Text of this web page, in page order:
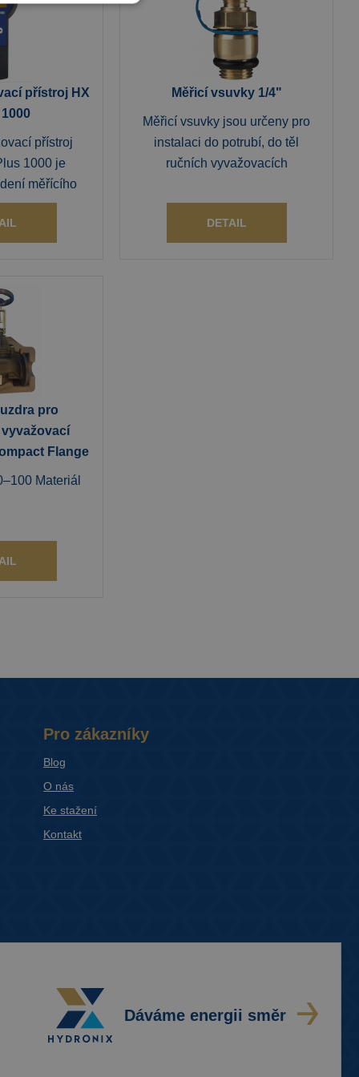
přístroj HX
přístroj
1000 je
měřícího
Měřicí vsuvky 1/4"
Měřicí vsuvky jsou určeny pro
instalaci do potrubí, do těl
ručních vyvažovacích
DETAIL
pro
Flange
Materiál
Pro zákazníky
Blog
O nás
Ke stažení
Kontakt
Dáváme energii směr